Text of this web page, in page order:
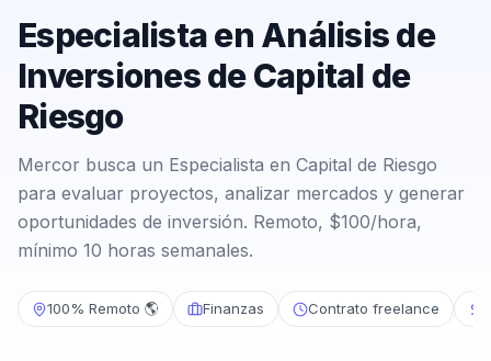
Especialista en Análisis de
Inversiones de Capital de
Riesgo
Mercor busca un Especialista en Capital de Riesgo
para evaluar proyectos, analizar mercados y generar
oportunidades de inversión. Remoto, $100/hora,
mínimo 10 horas semanales.
100% Remoto 🌎 Finanzas Contrato freelance